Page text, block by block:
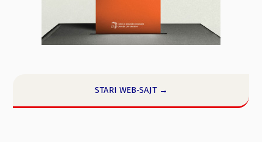
STARI WEB-SAJT →